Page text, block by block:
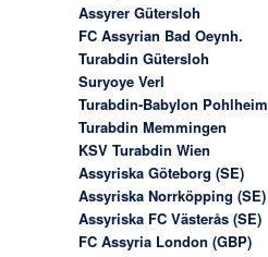
Assyrer Gütersloh
FC Assyrian Bad Oeynh.
Turabdin Gütersloh
Suryoye Verl
Turabdin-Babylon Pohlheim
Turabdin Memmingen
KSV Turabdin Wien
Assyriska Göteborg (SE)
Assyriska Norrköpping (SE)
Assyriska FC Västerås (SE)
FC Assyria London (GBP)